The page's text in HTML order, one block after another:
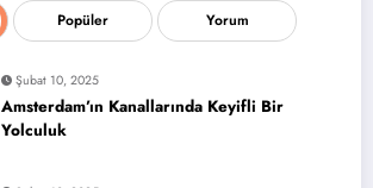
Popüler Yorum
Şubat 10, 2025
Amsterdam’ın Kanallarında Keyifli Bir
Yolculuk